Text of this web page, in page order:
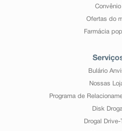
Convênio
Ofertas do
Farmácia
Bulário
Nossas
Programa de
Disk
Drogal Drive-